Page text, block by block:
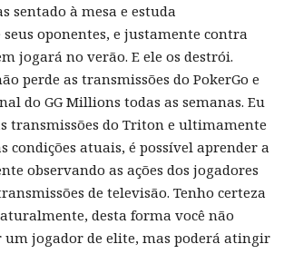
sentado à mesa e estuda
oponentes, e justamente contra
jogará no verão. E ele os destrói.
perde as transmissões do PokerGo e
do GG Millions todas as semanas. Eu
transmissões do Triton e ultimamente
condições atuais, é possível aprender a
observando as ações dos jogadores
de televisão. Tenho certeza
desta forma você não
um jogador de elite, mas poderá atingir